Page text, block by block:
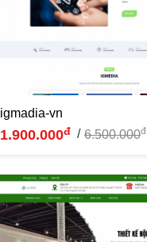
igmadia-vn
1.900.000đ / 6.500.000đ